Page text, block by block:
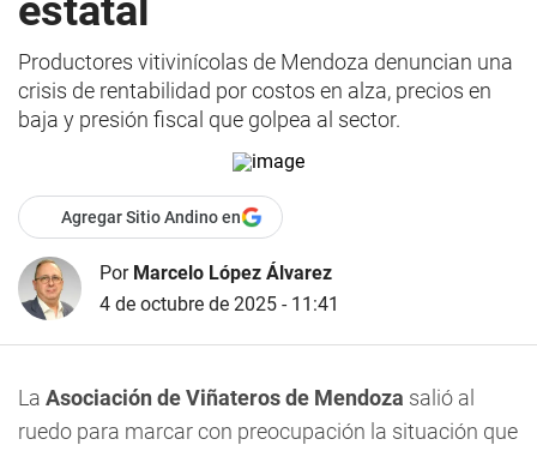
estatal
Productores vitivinícolas de Mendoza denuncian una
crisis de rentabilidad por costos en alza, precios en
baja y presión fiscal que golpea al sector.
Agregar Sitio Andino en
Por Marcelo López Álvarez
4 de octubre de 2025 - 11:41
La Asociación de Viñateros de Mendoza salió al
ruedo para marcar con preocupación la situación que